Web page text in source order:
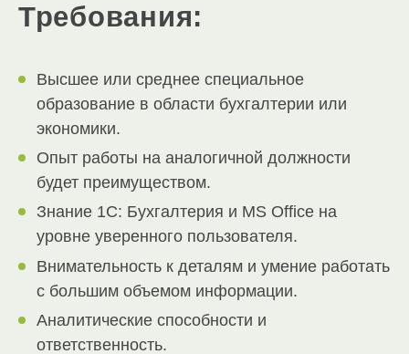
Требования:
Высшее или среднее специальное
образование в области бухгалтерии или
экономики.
Опыт работы на аналогичной должности
будет преимуществом.
Знание 1С: Бухгалтерия и MS Office на
уровне уверенного пользователя.
Внимательность к деталям и умение работать
с большим объемом информации.
Аналитические способности и
ответственность.